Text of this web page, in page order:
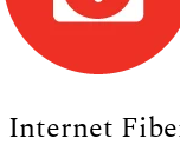
Internet